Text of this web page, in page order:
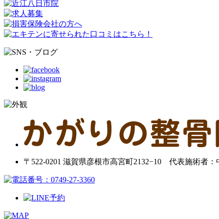
〒522-0201 滋賀県彦根市高宮町2132−10 代表施術者：